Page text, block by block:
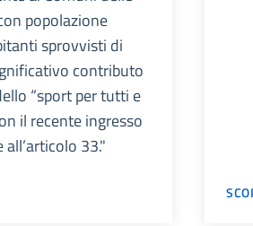
popolazione
sprovvisti di
contributo
“sport per tutti e
il recente ingresso
33."